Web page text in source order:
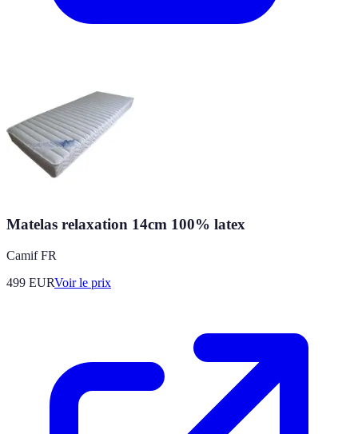
Matelas relaxation 14cm 100% latex
Camif FR
499 EURVoir le prix